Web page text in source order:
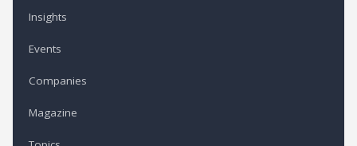
Insights
Events
Companies
Magazine